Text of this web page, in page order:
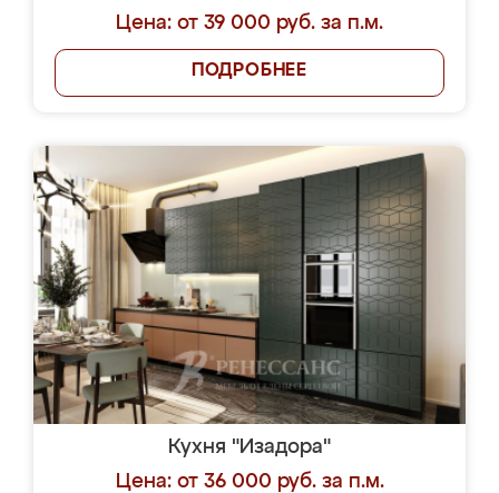
Цена: от 39 000 руб. за п.м.
ПОДРОБНЕЕ
Кухня "Изадора"
Цена: от 36 000 руб. за п.м.